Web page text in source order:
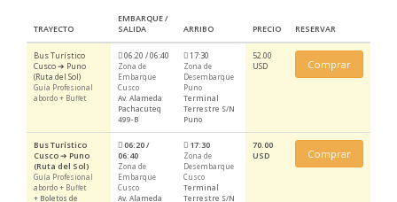
TRAYECTO
EMBARQUE /
SALIDA
ARRIBO PRECIO RESERVAR
Bus Turístico
Cusco ➔ Puno
(Ruta del Sol)
Guía Profesional
abordo + Buffet
06:20 / 06:40
Zona de
Embarque
Cusco
Av. Alameda
Pachacuteq
499-B
17:30
Zona de
Desembarque
Puno
Terminal
Terrestre S/N
Puno
52.00
USD
Comprar
Bus Turístico
Cusco➔ Puno
(Ruta del Sol)
Guía Profesional
abordo + Buffet
+ Boletos de
06:20 /
06:40
Zona de
Embarque
Cusco
Av. Alameda
17:30
Zona de
Desembarque
Cusco
Terminal
Terrestre S/N
70.00
USD
Comprar